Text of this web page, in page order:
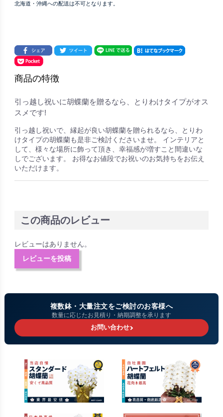
北海道・沖縄への配送は不可となります。
商品の特徴
引っ越し祝いに胡蝶蘭を贈るなら、とりわけタイプがオス
スメです!
引っ越し祝いで、縁起が良い胡蝶蘭を贈られるなら、とりわ
けタイプの胡蝶蘭も是非ご検討くださいませ。 インテリアと
して、様々な場所に飾って頂き、幸福感が増すこと間違いな
しでございます。 お得なお値段でお祝いのお気持ちをお伝え
いただけます。
この商品のレビュー
レビューはありません。
レビューを投稿
複数鉢・大量注文をご検討のお客様へ
数量に応じたお見積り・納期調整を承ります
お問い合わせ